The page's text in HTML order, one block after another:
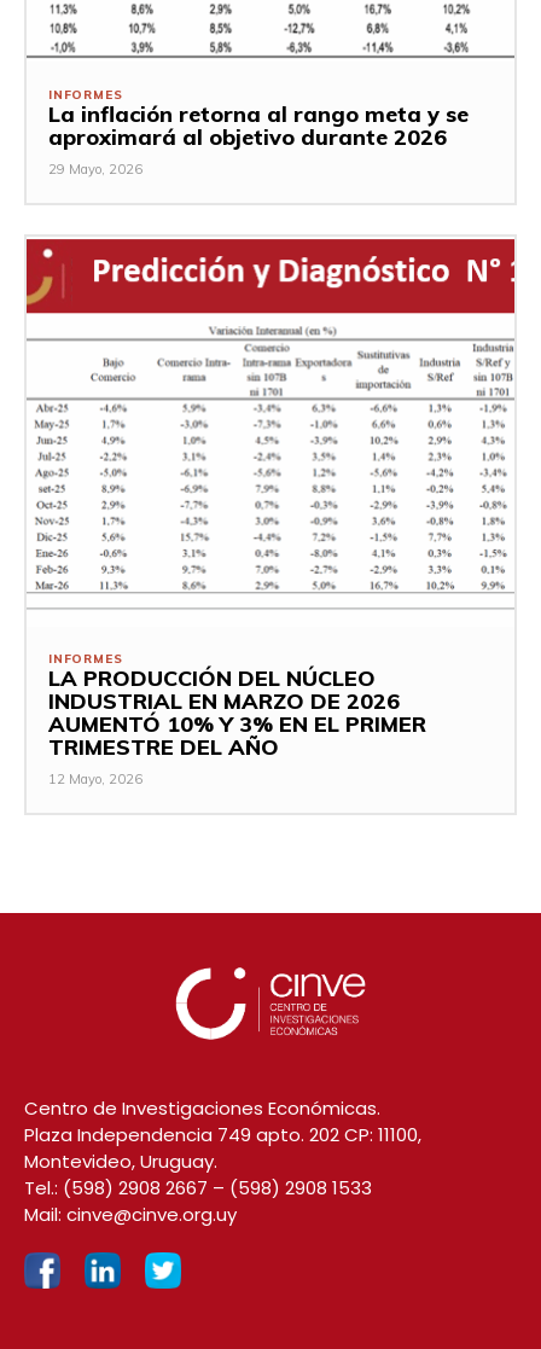
INFORMES
La inflación retorna al rango meta y se
aproximará al objetivo durante 2026
29 Mayo, 2026
INFORMES
LA PRODUCCIÓN DEL NÚCLEO
INDUSTRIAL EN MARZO DE 2026
AUMENTÓ 10% Y 3% EN EL PRIMER
TRIMESTRE DEL AÑO
12 Mayo, 2026
Centro de Investigaciones Económicas.
Plaza Independencia 749 apto. 202 CP: 11100,
Montevideo, Uruguay.
Tel.: (598) 2908 2667 – (598) 2908 1533
Mail: cinve@cinve.org.uy